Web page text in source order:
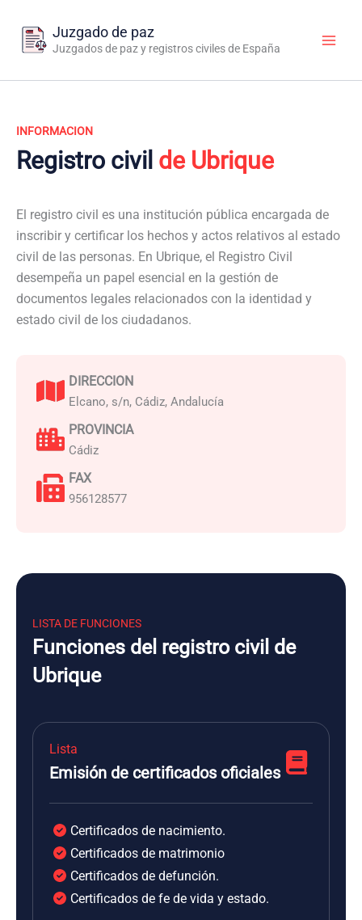
contenido
Juzgado de paz
Juzgados de paz y registros civiles de España
INFORMACION
Registro civil de Ubrique
El registro civil es una institución pública encargada de
inscribir y certificar los hechos y actos relativos al estado
civil de las personas. En Ubrique, el Registro Civil
desempeña un papel esencial en la gestión de
documentos legales relacionados con la identidad y
estado civil de los ciudadanos.
DIRECCION
Elcano, s/n, Cádiz, Andalucía
PROVINCIA
Cádiz
FAX
956128577
LISTA DE FUNCIONES
Funciones del registro civil de
Ubrique
Lista
Emisión de certificados oficiales
Certificados de nacimiento.
Certificados de matrimonio
Certificados de defunción.
Certificados de fe de vida y estado.